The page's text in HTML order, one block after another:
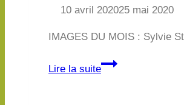
10 avril 202025 mai 2020
IMAGES DU MOIS : Sylvie
Lire la suite
Notre